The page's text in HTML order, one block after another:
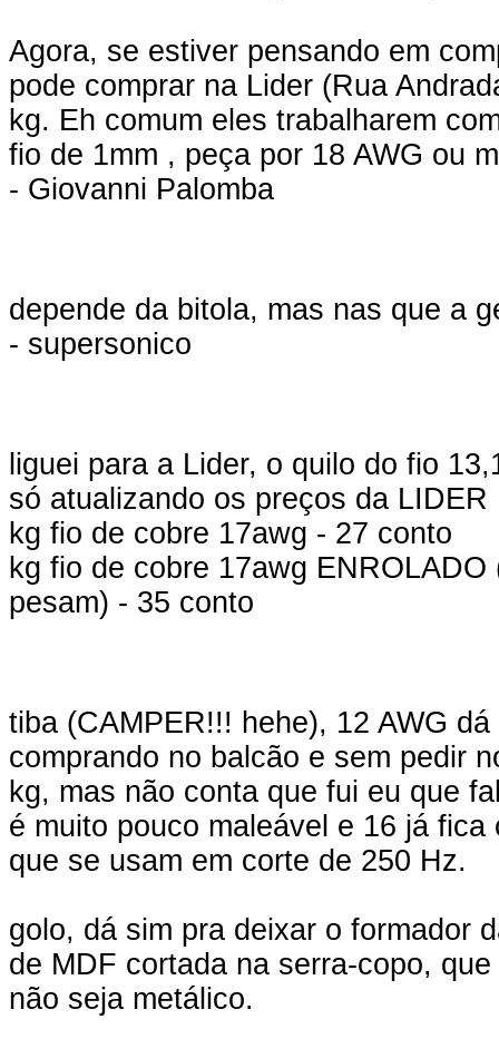
Agora, se estiver pensando em
pode comprar na Lider (Rua
kg. Eh comum eles trabalharem
fio de 1mm , peça por 18 AWG ou
- Giovanni Palomba
depende da bitola, mas nas que a
- supersonico
liguei para a Lider, o quilo do fio
só atualizando os preços da LIDER
kg fio de cobre 17awg - 27 conto
kg fio de cobre 17awg
pesam) - 35 conto
tiba (CAMPER!!! hehe), 12 AWG
comprando no balcão e sem pedir
kg, mas não conta que fui eu que
é muito pouco maleável e 16 já
que se usam em corte de 250 Hz.
golo, dá sim pra deixar o formador
de MDF cortada na serra-copo,
não seja metálico.